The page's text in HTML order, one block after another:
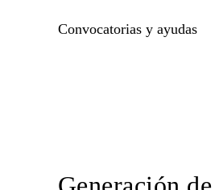
Convocatorias y ayudas